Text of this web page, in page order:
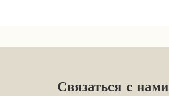
Связаться с нами